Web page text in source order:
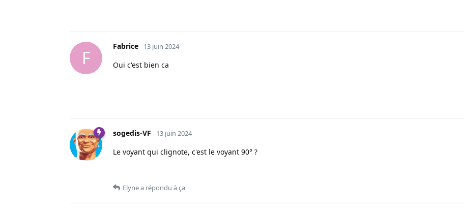
F
Fabrice 13 juin 2024
Oui c'est bien ca
sogedis-VF 13 juin 2024
Le voyant qui clignote, c'est le voyant 90° ?
Elynea répondu à ça